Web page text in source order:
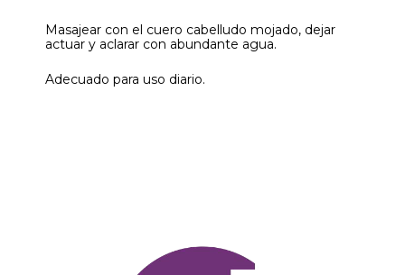
Masajear con el cuero cabelludo mojado, dejar
actuar y aclarar con abundante agua.
Adecuado para uso diario.